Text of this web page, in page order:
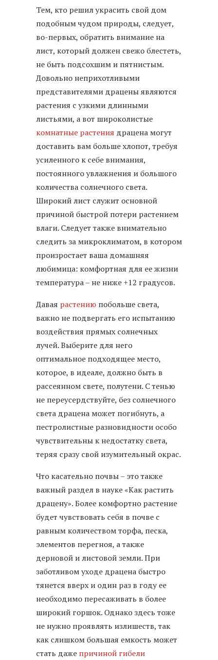
Тем, кто решил украсить свой дом
подобным чудом природы, следует,
во-первых, обратить внимание на
лист, который должен свежо блестеть,
не быть подсохшим и пятнистым.
Довольно неприхотливыми
представителями драцены являются
растения с узкими длинными
листьями, а вот широколистые
комнатные растения драцена могут
доставить вам больше хлопот, требуя
усиленного к себе внимания,
постоянного увлажнения и большого
количества солнечного света.
Широкий лист служит основной
причиной быстрой потери растением
влаги. Следует также внимательно
следить за микроклиматом, в котором
произростает ваша домашняя
любимица: комфортная для ее жизни
температура – не ниже +12 градусов.
Давая растению побольше света,
важно не подвергать его испытанию
воздействия прямых солнечных
лучей. Выберите для него
оптимальное подходящее место,
которое, в идеале, должно быть в
рассеянном свете, полутени. С тенью
не переусердствуйте, без солнечного
света драцена может погибнуть, а
пестролистные разновидности особо
чувствительны к недостатку света,
теряя сразу свой изумительный окрас.
Что касательно почвы – это также
важный раздел в науке «Как растить
драцену». Более комфортно растение
будет чувствовать себя в почве с
равным количеством торфа, песка,
элементов перегноя, а также
дерновой и листовой земли. При
заботливом уходе драцена быстро
тянется вверх и один раз в году ее
необходимо пересаживать в более
широкий горшок. Однако здесь тоже
не нужно проявлять излишеств, так
как слишком большая емкость может
стать даже причиной гибели